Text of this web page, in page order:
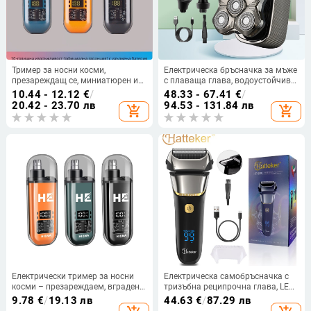
Тример за носни косми,
презареждащ се, миниатюрен и
преносим, със сменяема
измиваща глава, ABS корпус.
10.44 - 12.12 €/
20.42 - 23.70 лв
add_shopping_cart
Електрическа бръсначка за мъже
с плаваща глава, водоустойчива,
вградена батерия
48.33 - 67.41 €/
94.53 - 131.84 лв
add_shopping_cart
Електрически тример за носни
косми – презареждаем, вградена
батерия 300–500 mAh, живот на
батерията над 7 дни, изцяло
9.78 €/19.13 лв
Електрическа самобръсначка с
тризъбна реципрочна глава, LED
дисплей, пълна водоустойчивост
за измиване на цялото тяло,
44.63 €/87.29 лв